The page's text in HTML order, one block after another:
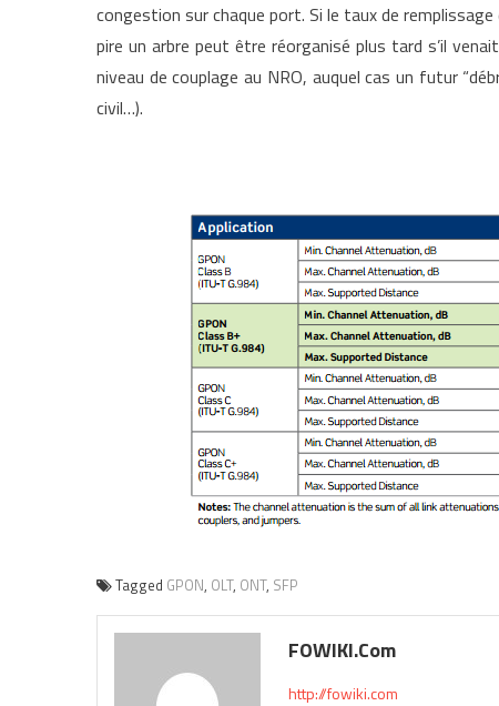
congestion sur chaque port. Si le taux de
pire un arbre peut être réorganisé plus tard s’il
niveau de couplage au NRO, auquel cas un futur
civil…).
Tagged GPON, OLT, ONT, SFP
FOWIKI.com
http://fowiki.com